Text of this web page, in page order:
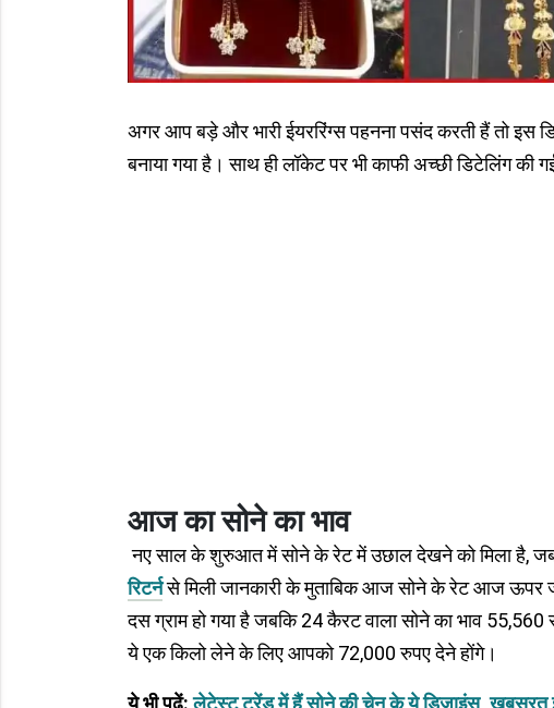
अगर आप बड़े और भारी ईयररिंग्स पहनना पसंद करती हैं तो
बनाया गया है। साथ ही लॉकेट पर भी काफी अच्छी डिटेलिंग की
आज का सोने का भाव
नए साल के शुरुआत में सोने के रेट में उछाल देखने को मिला है,
रिटर्नसे मिली जानकारी के मुताबिक आज सोने के रेट आज ऊपर
दस ग्राम हो गया है जबकि 24 कैरट वाला सोने का भाव 55,560
ये एक किलो लेने के लिए आपको 72,000 रुपए देने होंगे।
ये भी पढ़ें: लेटेस्ट ट्रेंड में हैं सोने की चेन के ये डिजाइंस, खूबसूरत